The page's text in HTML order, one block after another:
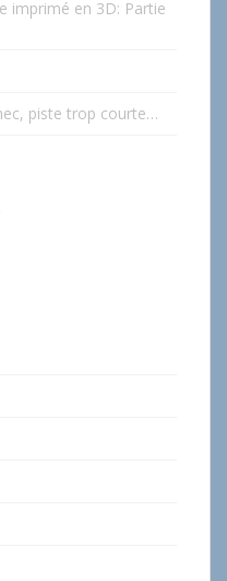
imprimé en 3D: Partie
piste trop courte…